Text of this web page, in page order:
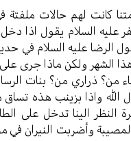
كانت لهم حالات
عليه السلام يقول اذا
الرضا عليه السلام في
هذا الشهر ولكن ماذا
من؟ ذراري من؟ بنات
واذا بزينب هذه
الينا تدخل على
وأضربت النيران في